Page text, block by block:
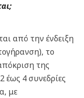
από την ένδειξη
το
της
έως 4 συνεδρίες
με